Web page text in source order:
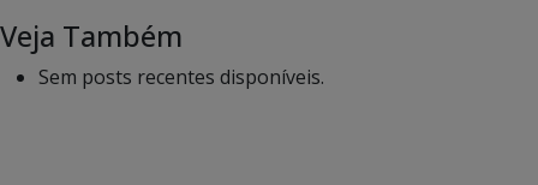
Veja Também
Sem posts recentes disponíveis.